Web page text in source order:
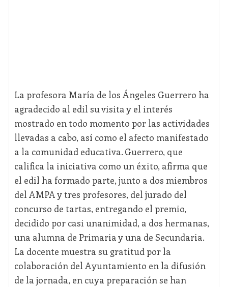
La profesora María de los Ángeles Guerrero ha
agradecido al edil su visita y el interés
mostrado en todo momento por las actividades
llevadas a cabo, así como el afecto manifestado
a la comunidad educativa. Guerrero, que
califica la iniciativa como un éxito, afirma que
el edil ha formado parte, junto a dos miembros
del AMPA y tres profesores, del jurado del
concurso de tartas, entregando el premio,
decidido por casi unanimidad, a dos hermanas,
una alumna de Primaria y una de Secundaria.
La docente muestra su gratitud por la
colaboración del Ayuntamiento en la difusión
de la jornada, en cuya preparación se han